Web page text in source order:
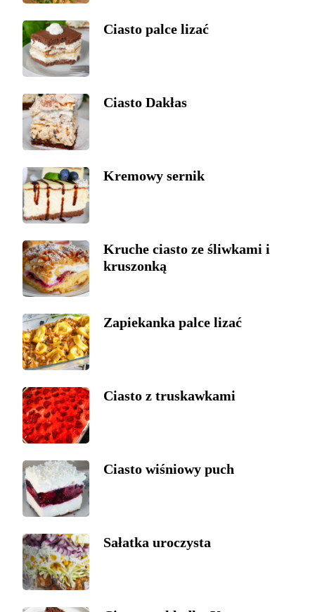
Ciasto palce lizać
Ciasto Dakłas
Kremowy sernik
Kruche ciasto ze śliwkami i
kruszonką
Zapiekanka palce lizać
Ciasto z truskawkami
Ciasto wiśniowy puch
Sałatka uroczysta